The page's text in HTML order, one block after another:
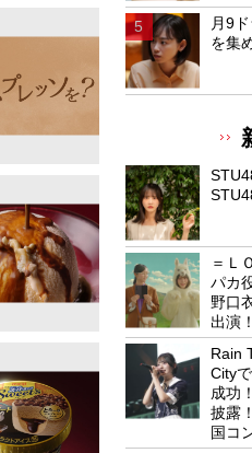
月9
を集
＝Ｌ
パカ
野口
出演！
Rain
City
成功
披露
国コ